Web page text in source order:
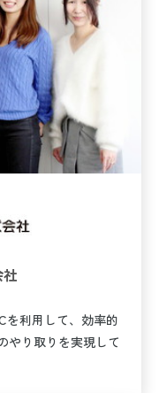
を利用して、効率的
やり取りを実現して